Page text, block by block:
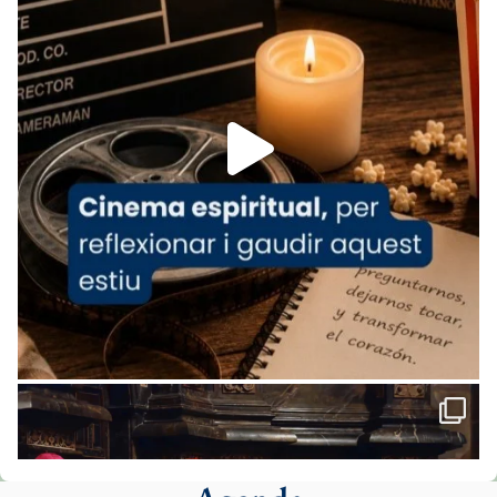
www.vaticannews.va/es/iglesia/news/2026-
07/carmina-historia-depresion-papa-viaje-
espana-testimoni...
Foto
View on Facebook · Share
Arquebisbat de Barcelona
2 weeks ago
«Avui les santes Juliana i Semproniana ens
ajuden a alçar la mirada»
Mons. Sergi Gordo, bisbe de Tortosa, ha
presidit aquest 27 de juliol la missa de Les
Santes de Mataró.
🔗tinyurl.com/cvu5jmbk
📸 J. Merino